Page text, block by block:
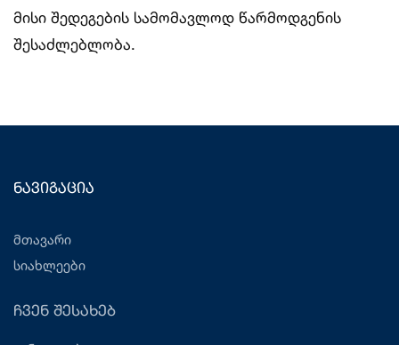
მისი შედეგების სამომავლოდ წარმოდგენის
შესაძლებლობა.
ნავიგაცია
მთავარი
სიახლეები
ჩვენ შესახებ